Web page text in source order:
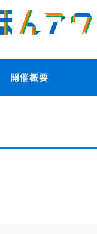
開催概要